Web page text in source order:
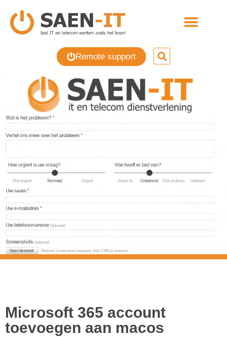
Remote support
Microsoft 365
toevoegen aan
Microsoft 365 account
toevoegen aan macos